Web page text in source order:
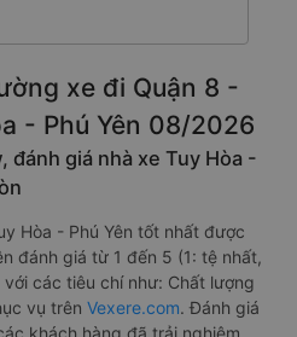
xe đi Quận 8 -
- Phú Yên 08/2026
đánh giá nhà xe Tuy Hòa -
Hòa - Phú Yên tốt nhất được
đánh giá từ 1 đến 5 (1: tệ nhất,
các tiêu chí như: Chất lượng
vụ trên Vexere.com. Đánh giá
khách hàng đã trải nghiệm